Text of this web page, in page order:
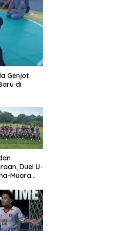
Genjot
di
Duel U-
Muara